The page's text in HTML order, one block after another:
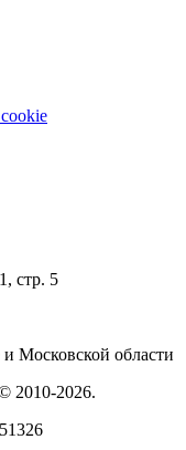
стр. 5
Московской области
2010-2026.